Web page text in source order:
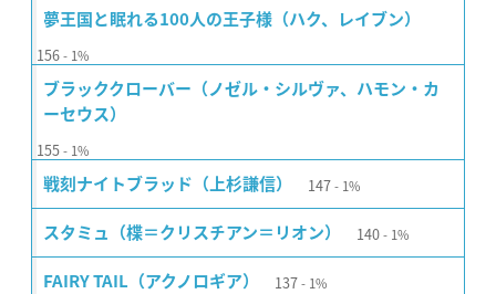
夢王国と眠れる100人の王子様（ハク、レイブン）
156 1%
ブラッククローバー（ノゼル・シルヴァ、ハモン・カ
ーセウス）
155 1%
戦刻ナイトブラッド（上杉謙信） 147 1%
スタミュ（楪＝クリスチアン＝リオン） 140 1%
FAIRY TAIL（アクノロギア） 137 1%